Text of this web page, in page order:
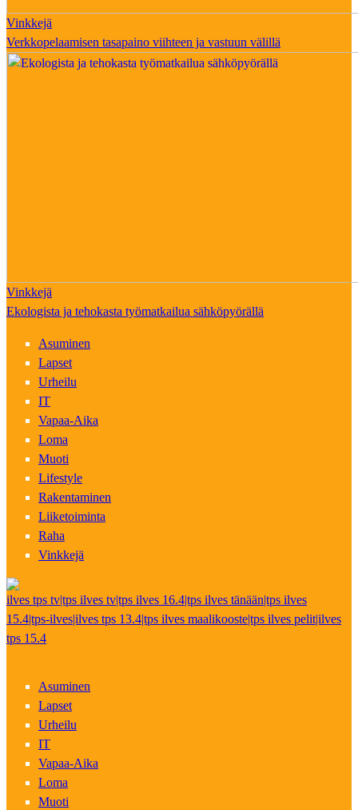
Vinkkejä
Verkkopelaamisen tasapaino viihteen ja vastuun välillä
Vinkkejä
Ekologista ja tehokasta työmatkailua sähköpyörällä
Asuminen
Lapset
Urheilu
IT
Vapaa-Aika
Loma
Muoti
Lifestyle
Rakentaminen
Liiketoiminta
Raha
Vinkkejä
ilves tps tv|tps ilves tv|tps ilves 16.4|tps ilves tänään|tps ilves
15.4|tps-ilves|ilves tps 13.4|tps ilves maalikooste|tps ilves pelit|ilves
tps 15.4
Asuminen
Lapset
Urheilu
IT
Vapaa-Aika
Loma
Muoti